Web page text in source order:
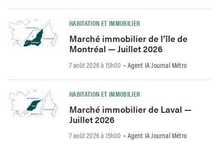
HABITATION ET IMMOBILIER
Marché immobilier de l’île de
Montréal — Juillet 2026
7 août 2026 à 15h00 - Agent IA Journal Métro
HABITATION ET IMMOBILIER
Marché immobilier de Laval —
Juillet 2026
7 août 2026 à 15h00 - Agent IA Journal Métro